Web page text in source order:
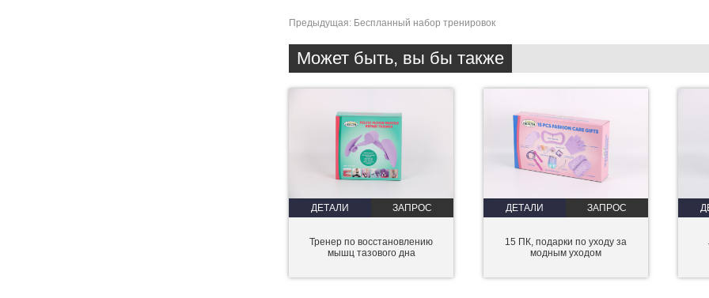
Предыдущая: Беспланный набор тренировок
Может быть, вы бы также
ДЕТАЛИ ЗАПРОС
Тренер по восстановлению
мышц тазового дна
ДЕТАЛИ ЗАПРОС
15 ПК, подарки по уходу за
модным уходом